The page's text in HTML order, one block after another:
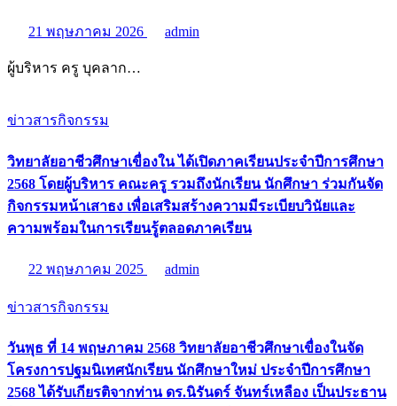
21 พฤษภาคม 2026 admin
ผู้บริหาร ครู บุคลาก…
ข่าวสารกิจกรรม
วิทยาลัยอาชีวศึกษาเขื่องใน ได้เปิดภาคเรียนประจำปีการศึกษา
2568 โดยผู้บริหาร คณะครู รวมถึงนักเรียน นักศึกษา ร่วมกันจัด
กิจกรรมหน้าเสาธง เพื่อเสริมสร้างความมีระเบียบวินัยและ
ความพร้อมในการเรียนรู้ตลอดภาคเรียน
22 พฤษภาคม 2025 admin
ข่าวสารกิจกรรม
วันพุธ ที่ 14 พฤษภาคม 2568 วิทยาลัยอาชีวศึกษาเขื่องในจัด
โครงการปฐมนิเทศนักเรียน นักศึกษาใหม่ ประจำปีการศึกษา
2568 ได้รับเกียรติจากท่าน ดร.นิรันดร์ จันทร์เหลือง เป็นประธาน